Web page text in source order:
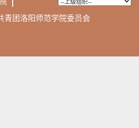
青团洛阳师范学院委员会